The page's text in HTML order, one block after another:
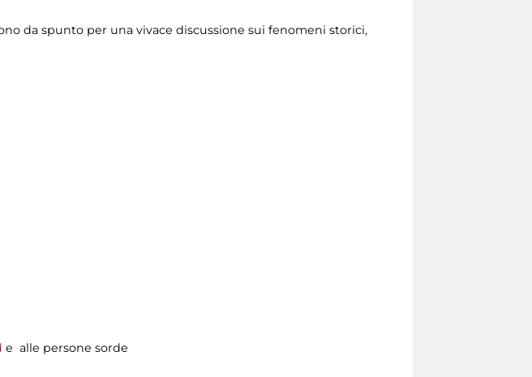
da spunto per una vivace discussione sui fenomeni storici,
e alle persone sorde